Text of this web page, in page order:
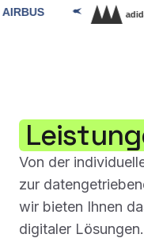
Von der
zur
wir bieten Ihnen
digitaler Lösungen.